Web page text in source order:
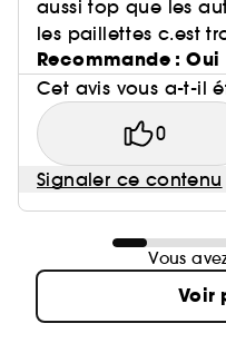
aussi top que les
les paillettes c.est
Recommande : Oui
Cet avis vous a-t-il
0
Signaler ce contenu
Vous
Voir